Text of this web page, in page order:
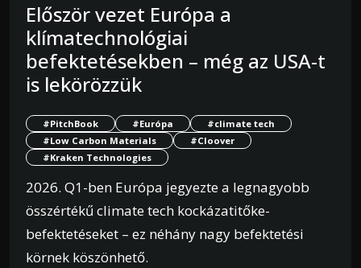
Először vezet Európa a
klímatechnológiai
befektetésekben – még az USA-t
is lekörözzük
#PitchBook #Európa
#climate tech
#Low Carbon Materials
#Cloover
#Kraken Technologies
2026. Q1-ben Európa jegyezte a legnagyobb
összértékű climate tech kockázatitőke-
befektetéseket – ez néhány nagy befektetési
körnek köszönhető.